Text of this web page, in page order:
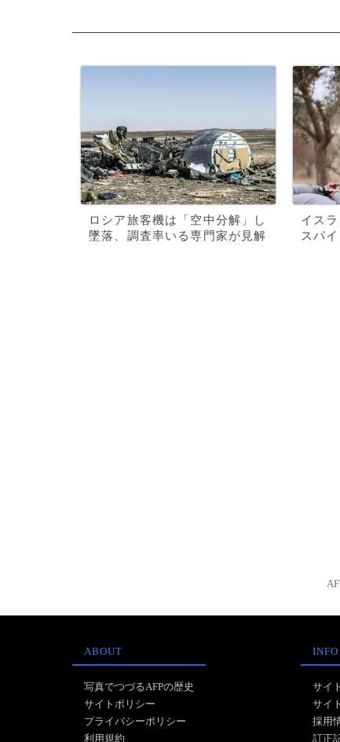
ロシア旅客機は「空中分解」し
墜落、調査率いる専門家が見解
イス
スパ
ABOUT
写真でつづるAFPの歴史
サイトポリシー
プライバシーポリシー
利用規約
INFO
サイ
サイ
採用
訂正